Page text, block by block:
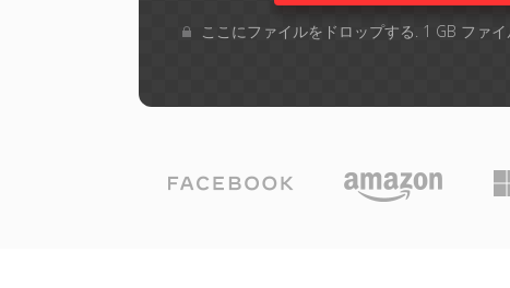
ここにファイルをドロップする. 1 GB ファ